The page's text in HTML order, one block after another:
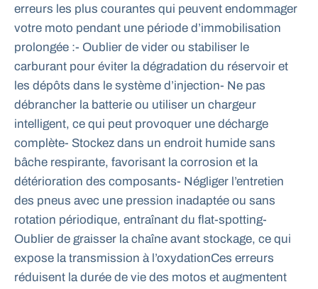
erreurs les plus courantes qui peuvent endommager
votre moto pendant une période d’immobilisation
prolongée :- Oublier de vider ou stabiliser le
carburant pour éviter la dégradation du réservoir et
les dépôts dans le système d’injection- Ne pas
débrancher la batterie ou utiliser un chargeur
intelligent, ce qui peut provoquer une décharge
complète- Stockez dans un endroit humide sans
bâche respirante, favorisant la corrosion et la
détérioration des composants- Négliger l’entretien
des pneus avec une pression inadaptée ou sans
rotation périodique, entraînant du flat-spotting-
Oublier de graisser la chaîne avant stockage, ce qui
expose la transmission à l’oxydationCes erreurs
réduisent la durée de vie des motos et augmentent